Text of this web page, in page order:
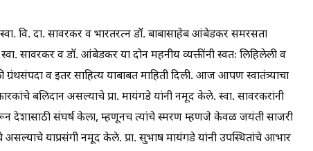
स्वा. वि. दा. सावरकर व भारतरत्न डॉ. बाबासाहेब आंबेडकर समरसता
सावरकर व डॉ. आंबेडकर या दोन महनीय व्यक्तींनी स्वतः लिहिलेली व
ग्रंथसंपदा व इतर साहित्य याबाबत माहिती दिली. आज आपण स्वातंत्र्याचा
बलिदान असल्याचे प्रा. मायंगडे यांनी नमूद केले. स्वा. सावरकरांनी
देशासाठी संघर्ष केला, म्हणूनच त्यांचे स्मरण म्हणजे केवळ जयंती साजरी
याप्रसंगी नमूद केले. प्रा. सुभाष मायंगडे यांनी उपस्थितांचे आभार